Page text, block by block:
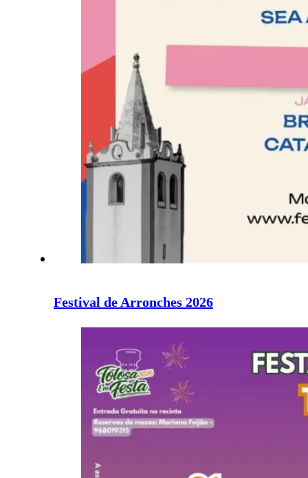
Festival de Arronches 2026